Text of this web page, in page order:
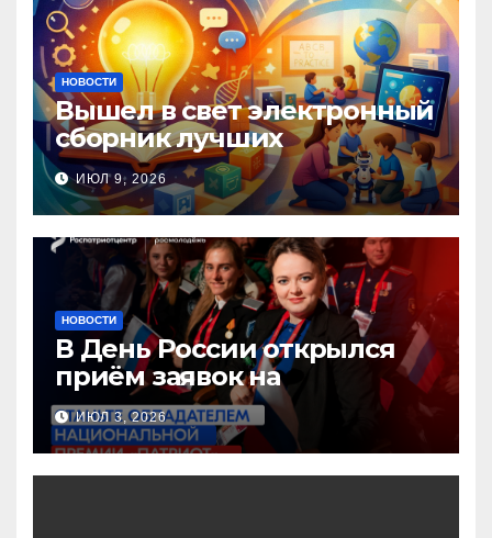
НОВОСТИ
Вышел в свет электронный
сборник лучших
инновационных практик
педагогов дошкольного
образования!
ИЮЛ 9, 2026
НОВОСТИ
В День России открылся
приём заявок на
Национальную премию
«Патриот»
ИЮЛ 3, 2026